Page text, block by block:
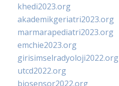
khedi2023.org
akademikgeriatri2023.org
marmarapediatri2023.org
emchie2023.org
girisimselradyoloji2022.org
utcd2022.org
biosensor2022.org